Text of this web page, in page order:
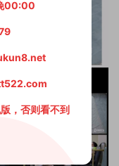
00:00
，否则看不到